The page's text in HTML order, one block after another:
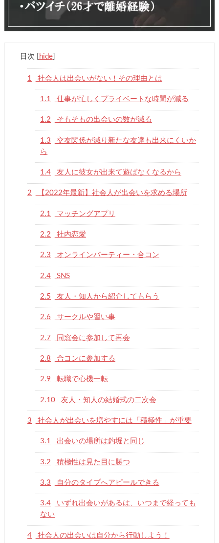
目次 hide]
1 社会人は出会いがない！その理由とは
1.1 仕事が忙しくプライベートな時間が減る
1.2 そもそもの出会いの数が減る
1.3
交友関係が減り新たな友達も出来にくいか
ら
1.4 友人に彼女が出来て遊ばなくなるから
2 【2022年最新】社会人が出会いを求める場所
2.1 マッチングアプリ
2.2 社内恋愛
2.3 オンラインパーティー・合コン
2.4 SNS
2.5 友人・知人から紹介してもらう
2.6 サークルや習い事
2.7 同窓会に参加して再会
2.8 合コンに参加する
2.9 転職で心機一転
2.10 友人・知人の結婚式の二次会
3 社会人が出会いを増やすには「積極性」が重要
3.1 出会いの場所は釣堀と同じ
3.2 積極性は見た目に勝つ
3.3 自分のタイプへアピールできる
3.4
いずれ出会いがあるは、いつまで経っても
ない
4 社会人の出会いは自分から行動しよう！